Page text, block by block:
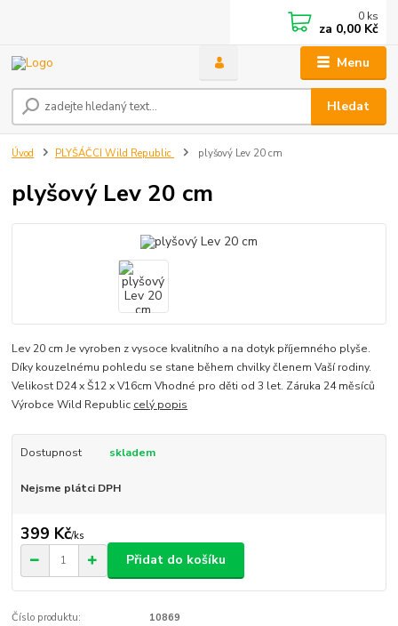
Menu
Hledat
0 ks
za 0,00 Kč
Úvod PLYŠÁČCI Wild Republic plyšový Lev 20 cm
plyšový Lev 20 cm
Lev 20 cm Je vyroben z vysoce kvalitního a na dotyk příjemného plyše.
Díky kouzelnému pohledu se stane během chvilky členem Vaší rodiny.
Velikost D24 x Š12 x V16cm Vhodné pro děti od 3 let. Záruka 24 měsíců
Výrobce Wild Republic celý popis
Dostupnost skladem
Nejsme plátci DPH
399 Kč/ks
Přidat do košíku
Číslo produktu:
10869